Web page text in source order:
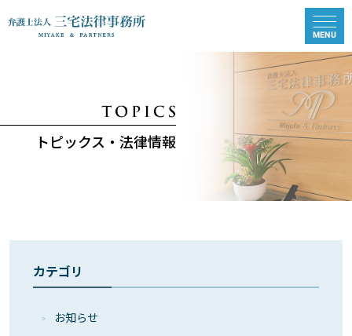
トピックス・法律情報
カテゴリ
お知らせ